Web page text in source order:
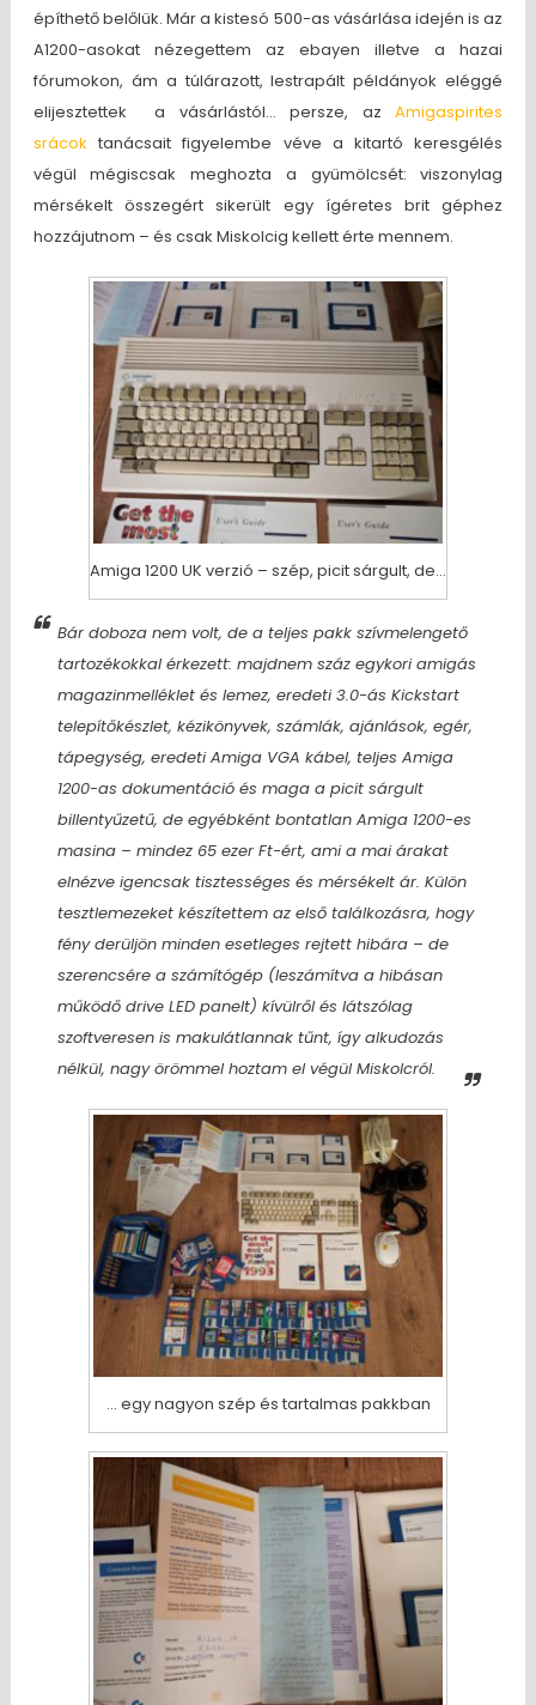
építhető belőlük. Már a kistesó 500-as vásárlása idején is az
A1200-asokat nézegettem az ebayen illetve a hazai
fórumokon, ám a túlárazott, lestrapált példányok eléggé
elijesztettek a vásárlástól… persze, azAmigaspirites
srácok tanácsait figyelembe véve a kitartó keresgélés
végül mégiscsak meghozta a gyümölcsét: viszonylag
mérsékelt összegért sikerült egy ígéretes brit géphez
hozzájutnom – és csak Miskolcig kellett érte mennem.
Amiga 1200 UK verzió – szép, picit sárgult, de…
Bár doboza nem volt, de a teljes pakk szívmelengető
tartozékokkal érkezett: majdnem száz egykori amigás
magazinmelléklet és lemez, eredeti 3.0-ás Kickstart
telepítőkészlet, kézikönyvek, számlák, ajánlások, egér,
tápegység, eredeti Amiga VGA kábel, teljes Amiga
1200-as dokumentáció és maga a picit sárgult
billentyűzetű, de egyébként bontatlan Amiga 1200-es
masina– mindez 65 ezer Ft-ért, ami a mai árakat
elnézve igencsak tisztességes és mérsékelt ár. Külön
tesztlemezeket készítettem az első találkozásra, hogy
fény derüljön minden esetleges rejtett hibára – de
szerencsére a számítógép (leszámítva a hibásan
működő drive LED panelt) kívülről és látszólag
szoftveresen is makulátlannak tűnt, így alkudozás
nélkül, nagy örömmel hoztam el végül Miskolcról.
… egy nagyon szép és tartalmas pakkban